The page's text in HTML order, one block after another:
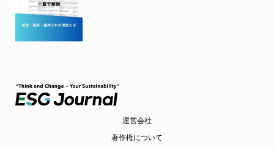
運営会社
著作権について